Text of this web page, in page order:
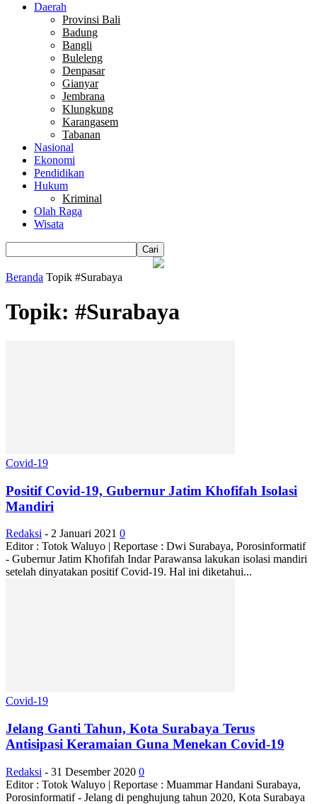
Daerah
Provinsi Bali
Badung
Bangli
Buleleng
Denpasar
Gianyar
Jembrana
Klungkung
Karangasem
Tabanan
Nasional
Ekonomi
Pendidikan
Hukum
Kriminal
Olah Raga
Wisata
Beranda Topik #Surabaya
Topik: #Surabaya
Covid-19
Positif Covid-19, Gubernur Jatim Khofifah Isolasi
Mandiri
Redaksi - 2 Januari 2021 0
Editor : Totok Waluyo | Reportase : Dwi Surabaya, Porosinformatif
- Gubernur Jatim Khofifah Indar Parawansa lakukan isolasi mandiri
setelah dinyatakan positif Covid-19. Hal ini diketahui...
Covid-19
Jelang Ganti Tahun, Kota Surabaya Terus
Antisipasi Keramaian Guna Menekan Covid-19
Redaksi - 31 Desember 2020 0
Editor : Totok Waluyo | Reportase : Muammar Handani Surabaya,
Porosinformatif - Jelang di penghujung tahun 2020, Kota Surabaya